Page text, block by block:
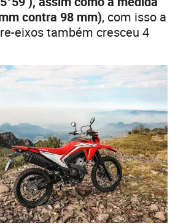
contra 98 mm), com isso a
eixos também cresceu 4